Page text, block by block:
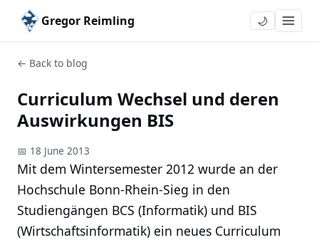
Gregor Reimling 🌙
← Back to blog
Curriculum Wechsel und deren
Auswirkungen BIS
📅 18 June 2013
Mit dem Wintersemester 2012 wurde an der
Hochschule Bonn-Rhein-Sieg in den
Studiengängen BCS (Informatik) und BIS
(Wirtschaftsinformatik) ein neues Curriculum